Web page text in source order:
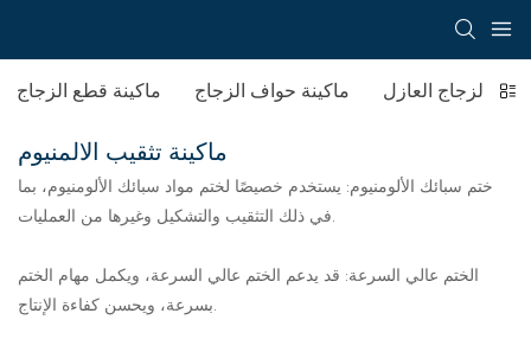
ماكينة قطع الزجاج ماكينة حواف الزجاج آلة الزجاج العازل
ماكينة تثقيب الالمنيوم
ختم سبائك الألومنيوم: يستخدم خصيصًا لختم مواد سبائك الألومنيوم، بما
في ذلك التثقيب والتشكيل وغيرها من العمليات.
الختم عالي السرعة: قد يدعم الختم عالي السرعة، ويكمل مهام الختم
بسرعة، ويحسن كفاءة الإنتاج.